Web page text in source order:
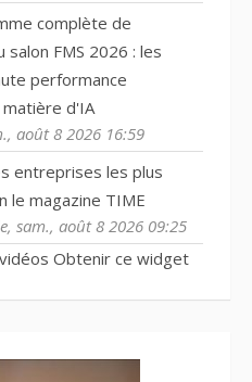
complète de
FMS 2026 : les
performance
d'IA
août 8 2026 16:59
entreprises les plus
le magazine TIME
sam., août 8 2026 09:25
Obtenir ce widget